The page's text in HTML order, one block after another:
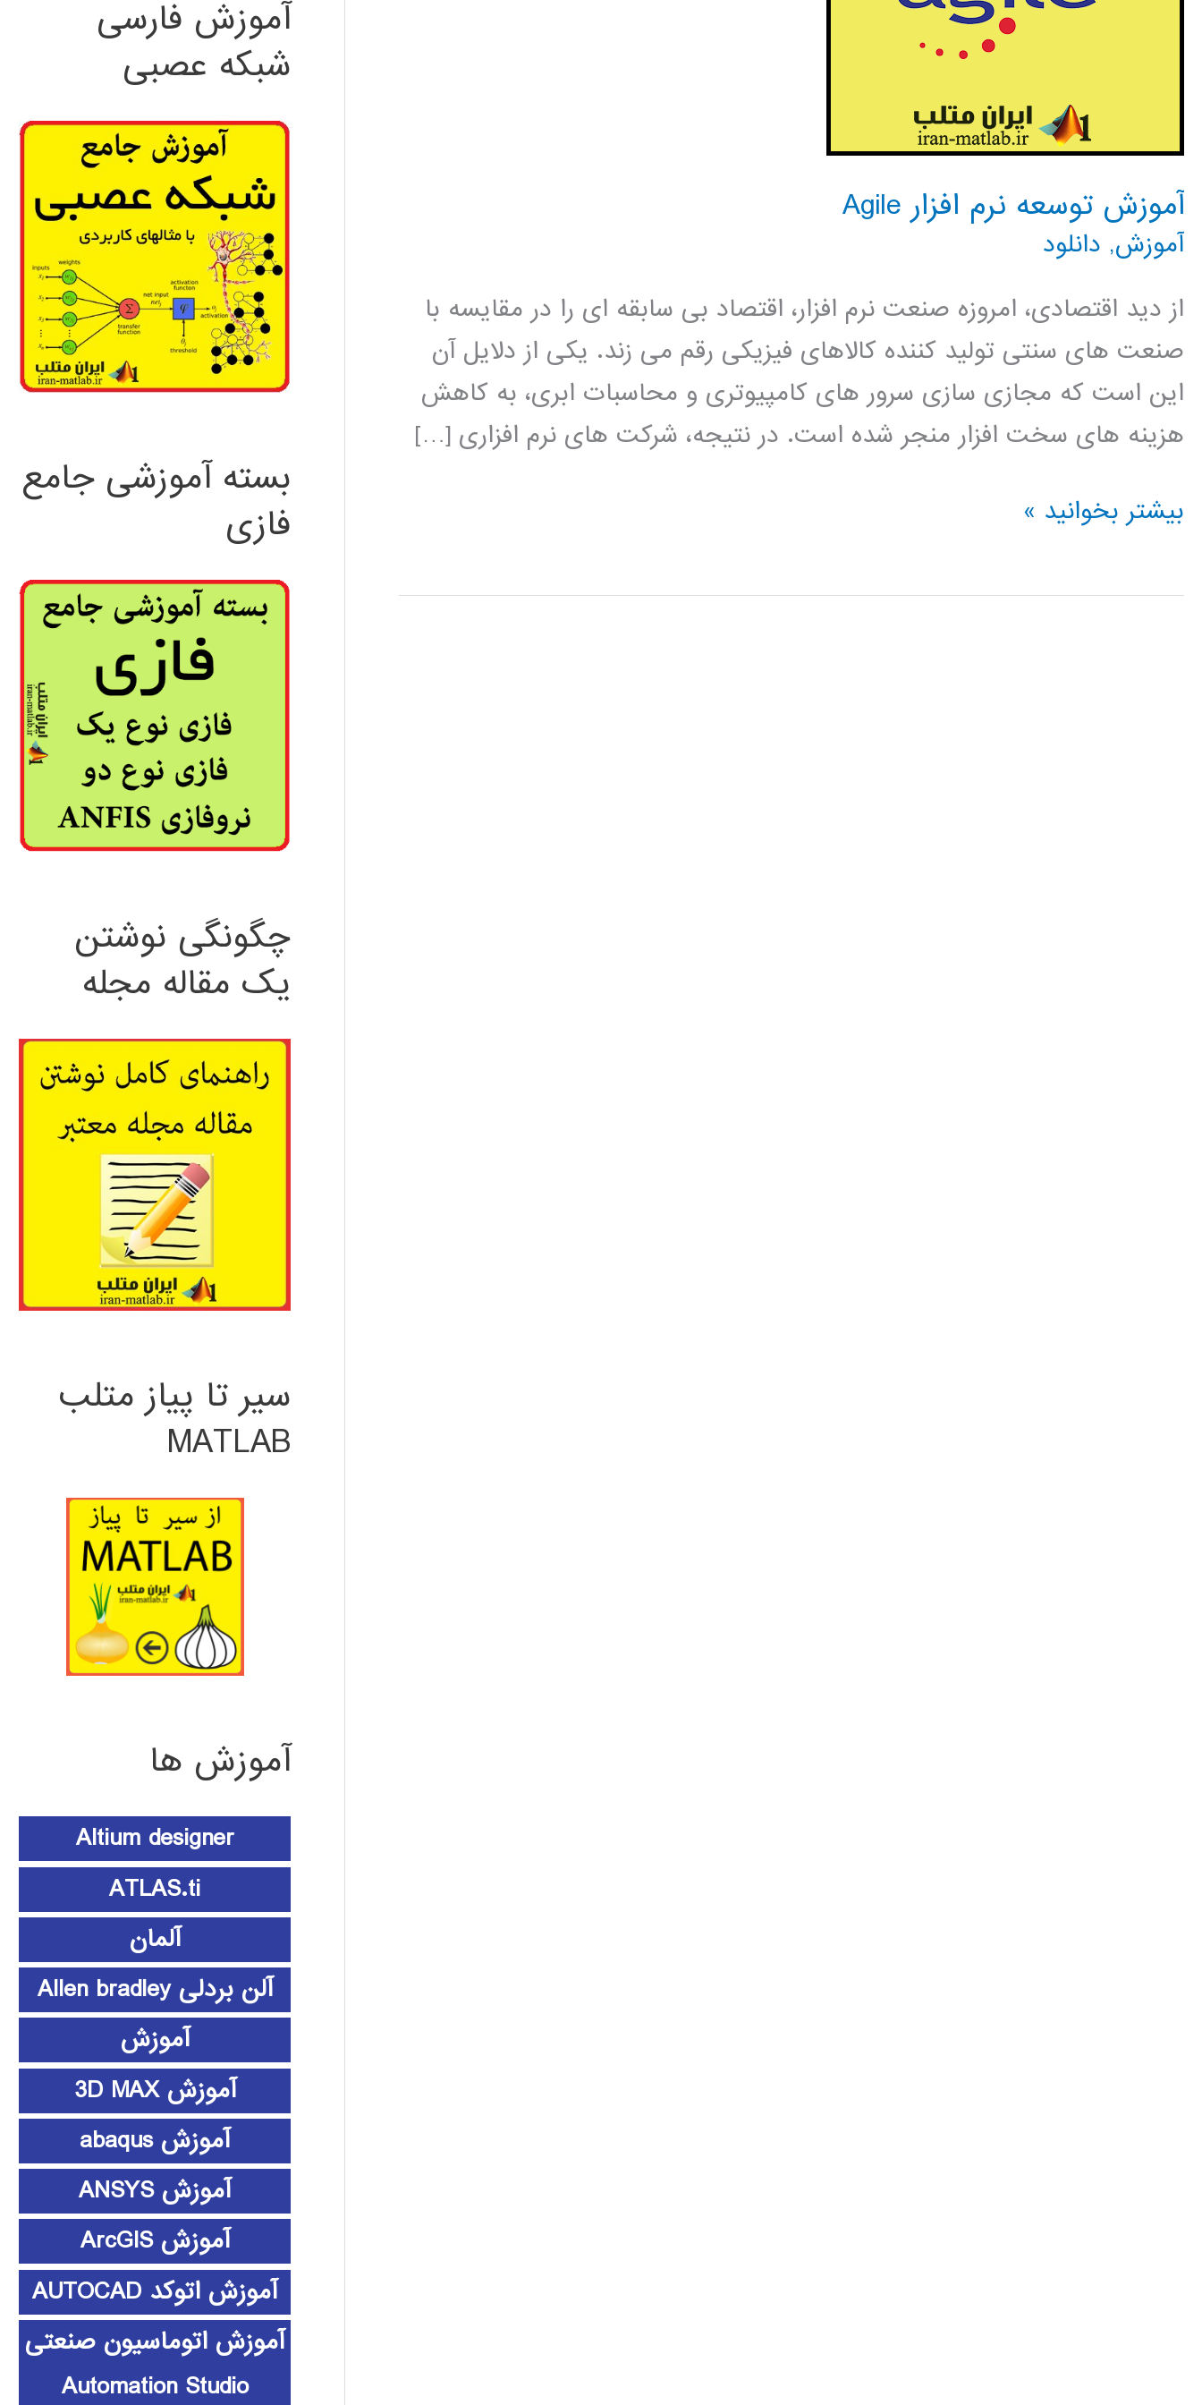
آموزش توسعه نرم افزار Agile
آموزش, دانلود
از دید اقتصادی، امروزه صنعت نرم افزار، اقتصاد بی سابقه ای را در مقایسه با
صنعت های سنتی تولید کننده کالاهای فیزیکی رقم می زند. یکی از دلایل آن
این است که مجازی سازی سرور های کامپیوتری و محاسبات ابری، به کاهش
هزینه های سخت افزار منجر شده است. در نتیجه، شرکت های نرم افزاری […]
آموزش
نرم
بیشتر بخوانید »
آموزش فارسی
شبکه عصبی
بسته آموزشی جامع
فازی
چگونگی نوشتن
یک مقاله مجله
سیر تا پیاز متلب
MATLAB
آموزش ها
Altium designer
ATLAS.ti
آلمان
آلن بردلی Allen bradley
آموزش
آموزش 3D MAX
آموزش abaqus
آموزش ANSYS
آموزش ArcGIS
آموزش اتوکد AUTOCAD
آموزش اتوماسیون صنعتی
Automation Studio